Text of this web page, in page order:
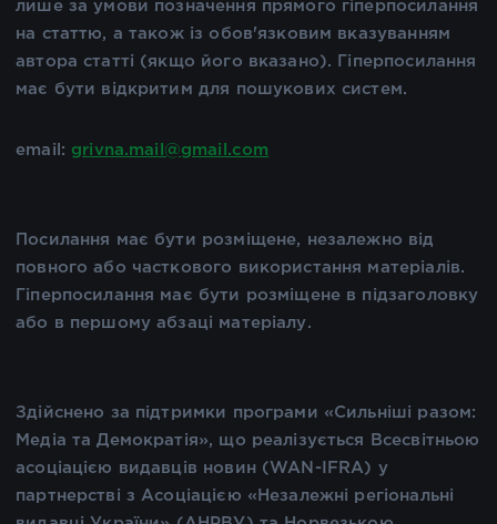
лише за умови позначення прямого гіперпосилання
на статтю, а також із обов'язковим вказуванням
автора статті (якщо його вказано). Гіперпосилання
має бути відкритим для пошукових систем.
email: grivna.mail@gmail.com
Посилання має бути розміщене, незалежно від
повного або часткового використання матеріалів.
Гіперпосилання має бути розміщене в підзаголовку
або в першому абзаці матеріалу.
Здійснено за підтримки програми «Сильніші разом:
Медіа та Демократія», що реалізується Всесвітньою
асоціацією видавців новин (WAN-IFRA) у
партнерстві з Асоціацією «Незалежні регіональні